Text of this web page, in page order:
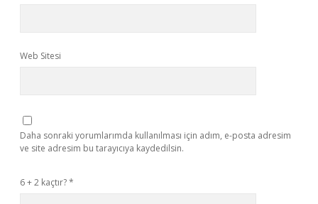
Web Sitesi
Daha sonraki yorumlarımda kullanılması için adım, e-posta adresim
ve site adresim bu tarayıcıya kaydedilsin.
6 + 2 kaçtır?*